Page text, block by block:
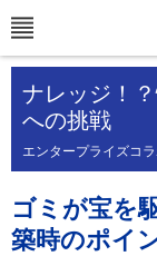
ナレッジ！
への挑戦
エンタープライズコ
ゴミが宝を
築時のポイ